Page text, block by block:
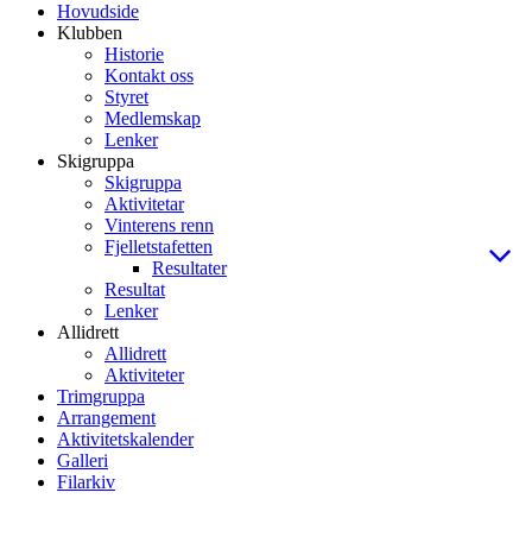
Hovudside
Klubben
Historie
Kontakt oss
Styret
Medlemskap
Lenker
Skigruppa
Skigruppa
Aktivitetar
Vinterens renn
Fjelletstafetten
Resultater
Resultat
Lenker
Allidrett
Allidrett
Aktiviteter
Trimgruppa
Arrangement
Aktivitetskalender
Galleri
Filarkiv